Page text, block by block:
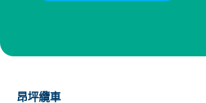
昂坪纜車